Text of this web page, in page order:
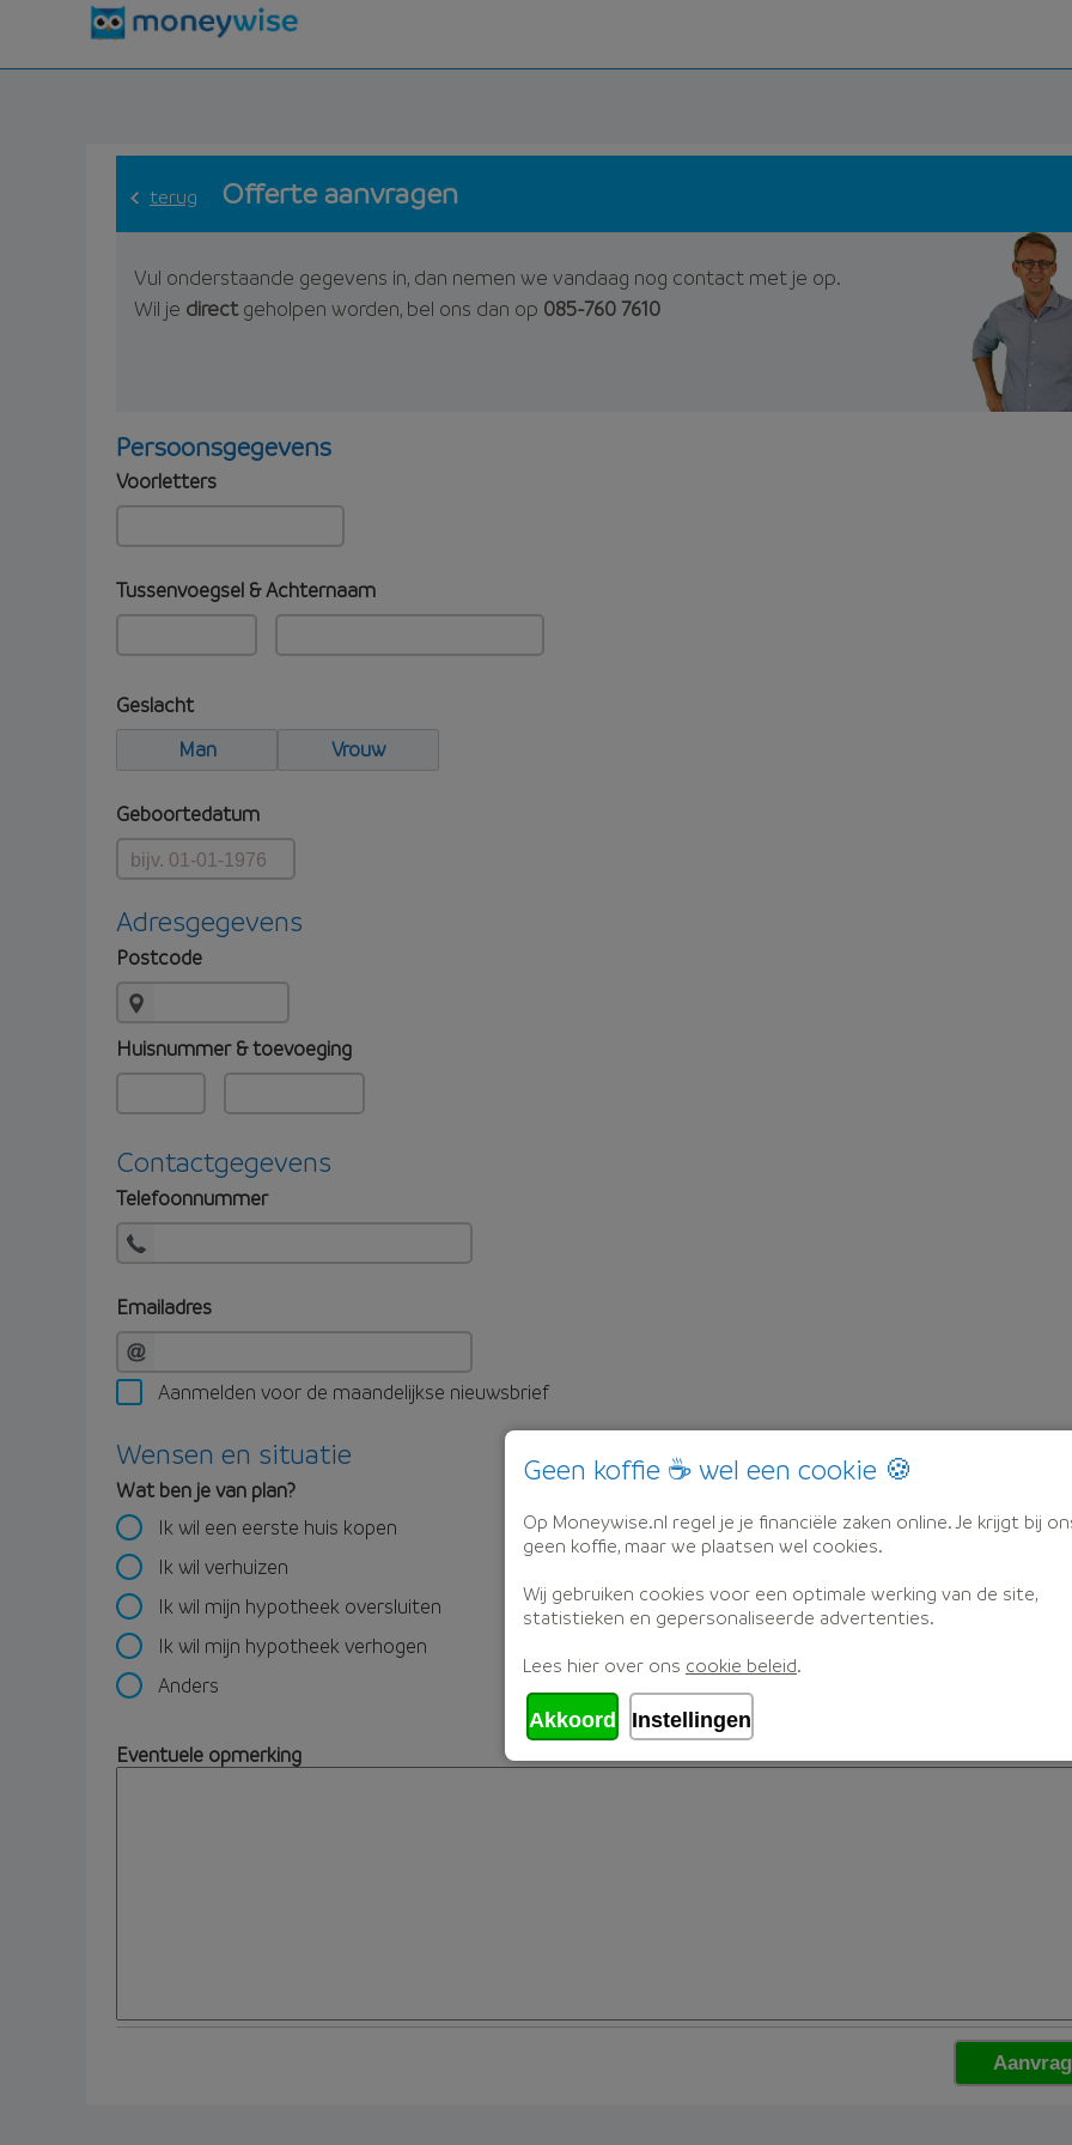
terug Offerte aanvragen
Vul onderstaande gegevens in, dan nemen we vandaag nog contact met je op.
Wil je directgeholpen worden, bel ons dan op 085-760 7610
Persoonsgegevens
Voorletters
Tussenvoegsel & Achternaam
Geslacht
Man
Vrouw
Geboortedatum
Adresgegevens
Postcode
Huisnummer & toevoeging
Contactgegevens
Telefoonnummer
Emailadres
Aanmelden voor de maandelijkse nieuwsbrief
Wensen en situatie
Wat ben je van plan?
Ik wil een eerste huis kopen
Ik wil verhuizen
Ik wil mijn hypotheek oversluiten
Ik wil mijn hypotheek verhogen
Anders
Eventuele opmerking
Geen koffie ☕ wel een cookie 🍪
Op Moneywise.nl regel je je financiële zaken online. Je krijgt bij
geen koffie, maar we plaatsen wel cookies.
Wij gebruiken cookies voor een optimale werking van de site,
statistieken en gepersonaliseerde advertenties.
Lees hier over ons cookie beleid.
Akkoord Instellingen